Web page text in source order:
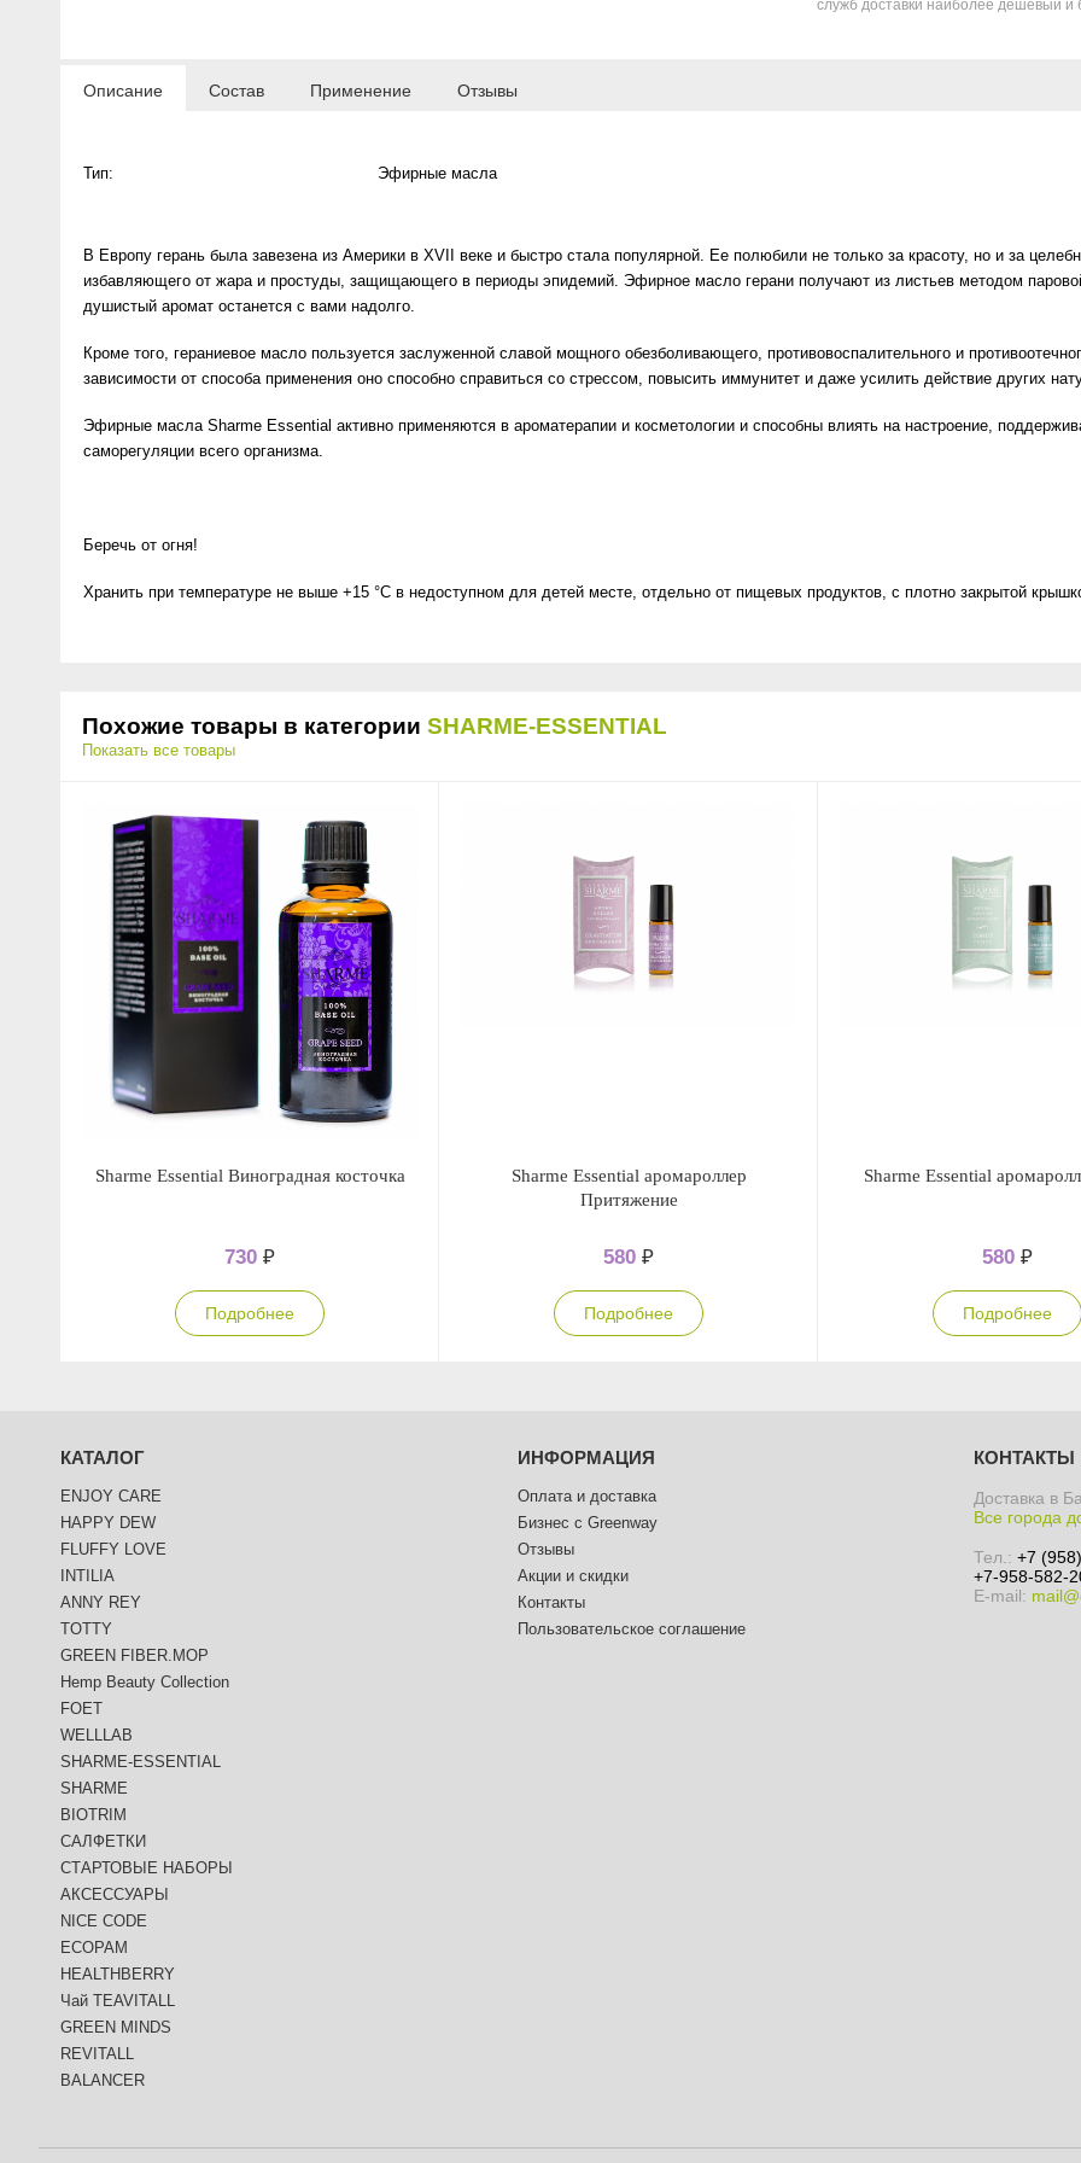
Green Minds
служб доставки наиболее дешевый и
Описание Состав Применение Отзывы
Тип: Эфирные масла
В Европу герань была завезена из Америки в XVII веке и быстро стала популярной. Ее полюбили не только за красоту, но и за
избавляющего от жара и простуды, защищающего в периоды эпидемий. Эфирное масло герани получают из листьев методом
душистый аромат останется с вами надолго.
Кроме того, гераниевое масло пользуется заслуженной славой мощного обезболивающего, противовоспалительного и
зависимости от способа применения оно способно справиться со стрессом, повысить иммунитет и даже усилить действие других
Эфирные масла Sharme Essential активно применяются в ароматерапии и косметологии и способны влиять на настроение,
саморегуляции всего организма.
Беречь от огня!
Хранить при температуре не выше +15 °C в недоступном для детей месте, отдельно от пищевых продуктов, с плотно закрытой
Похожие товары в категории SHARME-ESSENTIAL
Показать все товары
Sharme Essential Виноградная косточка
730 ₽
Подробнее
Sharme Essential аромароллер
Притяжение
580 ₽
Подробнее
Sharme Essential
580 ₽
Подробнее
КАТАЛОГ
ENJOY CARE
HAPPY DEW
FLUFFY LOVE
INTILIA
ANNY REY
TOTTY
GREEN FIBER.MOP
Hemp Beauty Collection
FOET
WELLLAB
SHARME-ESSENTIAL
SHARME
BIOTRIM
САЛФЕТКИ
СТАРТОВЫЕ НАБОРЫ
АКСЕССУАРЫ
NICE CODE
ECOPAM
HEALTHBERRY
Чай TEAVITALL
GREEN MINDS
REVITALL
BALANCER
ИНФОРМАЦИЯ
Оплата и доставка
Бизнес с Greenway
Отзывы
Акции и скидки
Контакты
Пользовательское соглашение
КОНТАКТЫ
Доставка в
Все города
Тел.:+7
+7-958-582-
E-mail: